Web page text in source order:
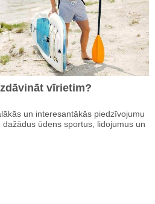
vīrietim?
un interesantākās piedzīvojumu
ūdens sportus, lidojumus un